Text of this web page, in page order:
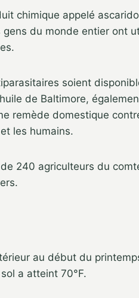
chimique appelé
du monde entier ont
soient
de Baltimore,
remède domestique
les humains.
240 agriculteurs du
au début du
a atteint 70°F.